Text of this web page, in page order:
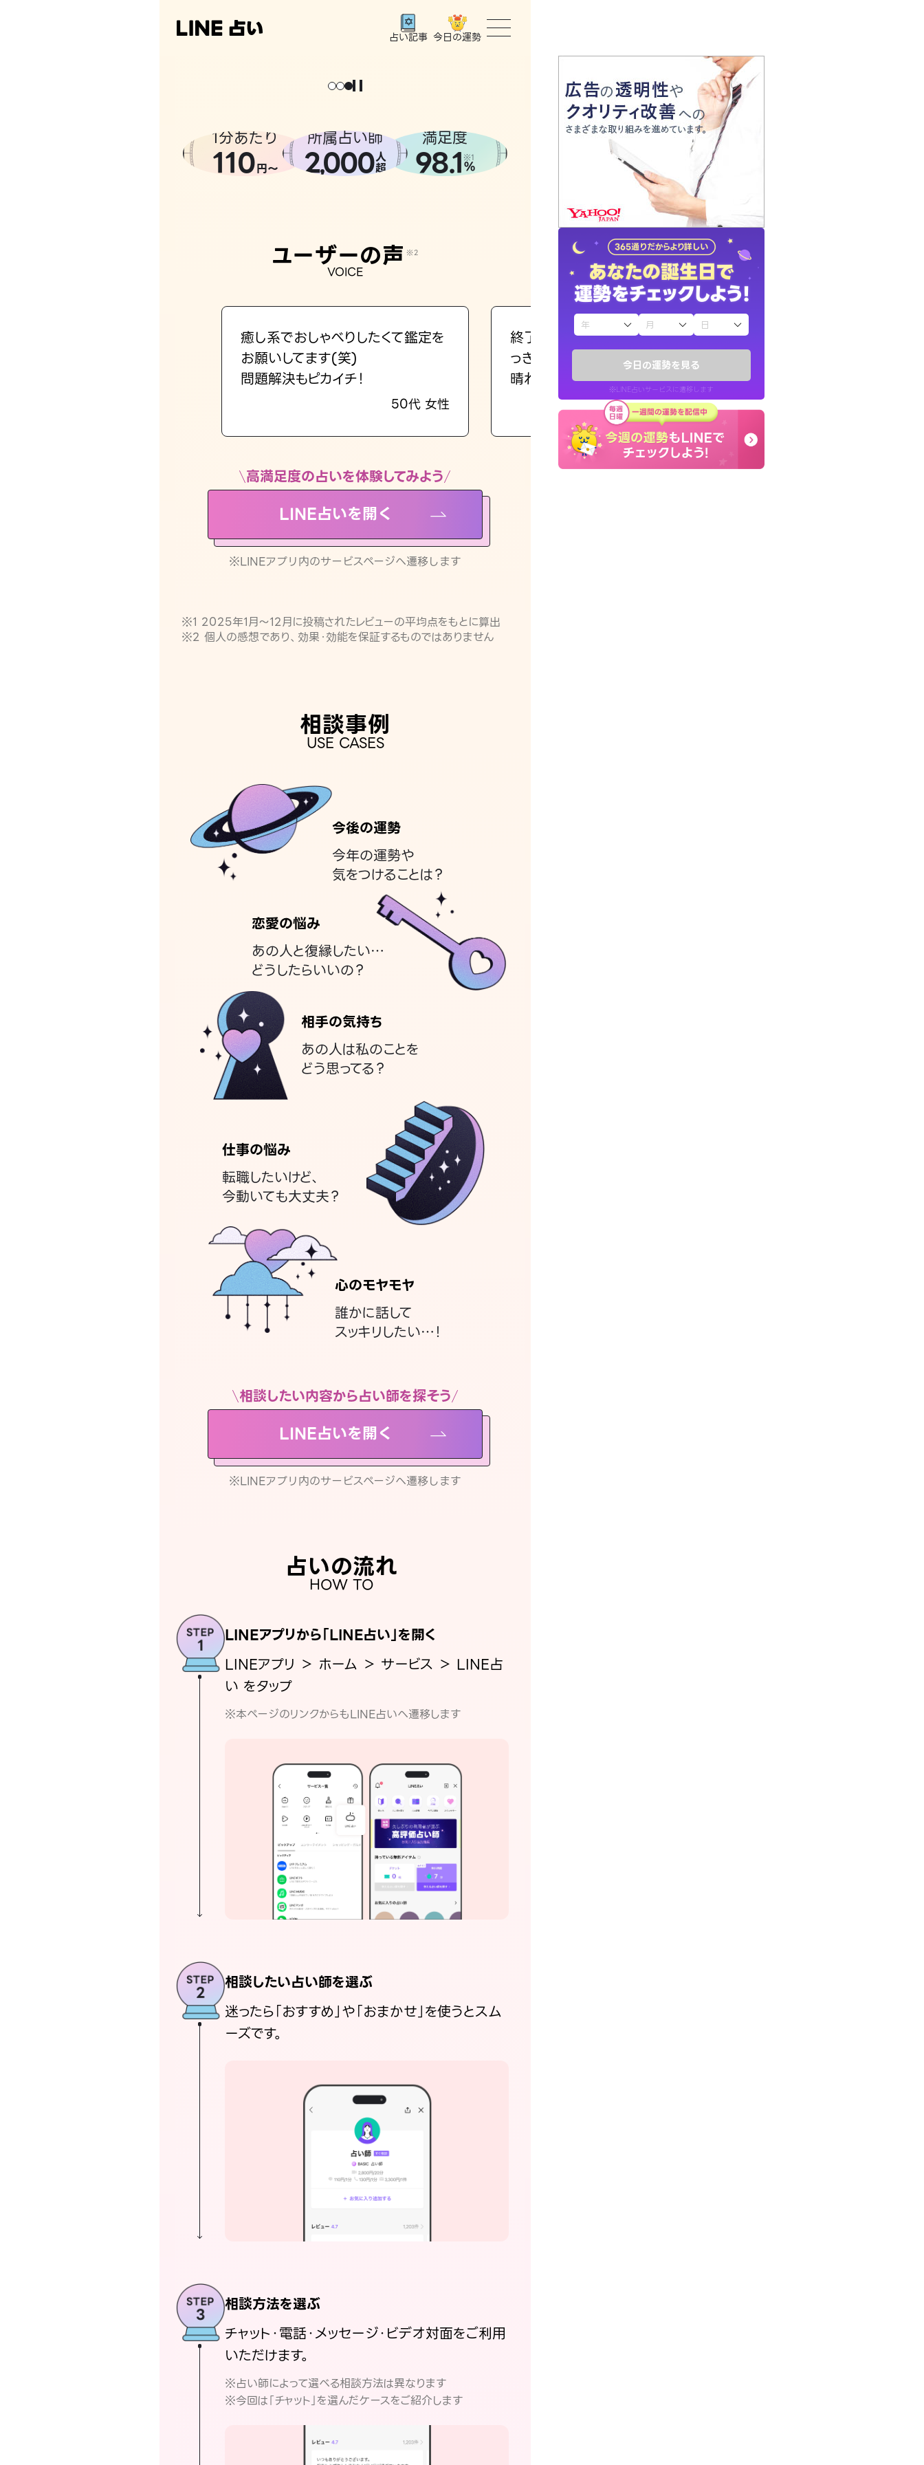
今日の運勢を見る
※LINE占いサービスに遷移します
占い記事 今日の運勢
トップ
ユーザーの声
占いの流れ
おすすめの占い師
よくある質問
えもじの子（占）12星座占い
お知らせ
。
1分あたり
110円〜
所属占い師
2,000人
超
満足度
98.1 ※1
%
ユーザーの声 ※2
VOICE
癒し系でおしゃべりしたくて鑑定を
お願いしてます(笑)
問題解決もピカイチ！
50代 女性
終了後とても前向きな気持ちで、さ
っきまでの心のモヤが嘘のように
晴れました。
30代 女性
高満足度の占いを体験してみよう
LINE占いを開く
※LINEアプリ内のサービスページへ遷移します
※1 2025年1月〜12月に投稿されたレビューの平均点をもとに算出
※2 個人の感想であり、効果・効能を保証するものではありません
相談事例
USE CASES
今後の運勢
今年の運勢や
気をつけることは？
恋愛の悩み
あの人と復縁したい…
どうしたらいいの？
相手の気持ち
あの人は私のことを
どう思ってる？
仕事の悩み
転職したいけど、
今動いても大丈夫？
心のモヤモヤ
誰かに話して
スッキリしたい…！
相談したい内容から占い師を探そう
LINE占いを開く
※LINEアプリ内のサービスページへ遷移します
占いの流れ
HOW TO
LINEアプリから「LINE占い」を開く
LINEアプリ ＞ ホーム ＞ サービス ＞ LINE占
い をタップ
※本ページのリンクからもLINE占いへ遷移します
相談したい占い師を選ぶ
迷ったら「おすすめ」や「おまかせ」を使うとスム
ーズです。
相談方法を選ぶ
チャット・電話・メッセージ・ビデオ対面をご利用
いただけます。
※占い師によって選べる相談方法は異なります
※今回は「チャット」を選んだケースをご紹介します